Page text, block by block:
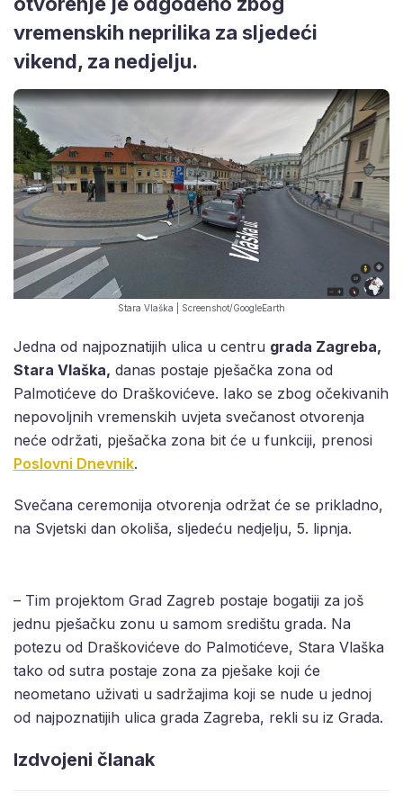
vremenskih neprilika za sljedeći
vikend, za nedjelju.
Stara Vlaška | Screenshot/GoogleEarth
Jedna od najpoznatijih ulica u centru grada Zagreba,
Stara Vlaška, danas postaje pješačka zona od
Palmotićeve do Draškovićeve. Iako se zbog očekivanih
nepovoljnih vremenskih uvjeta svečanost otvorenja
neće održati, pješačka zona bit će u funkciji, prenosi
Poslovni Dnevnik.
Svečana ceremonija otvorenja održat će se prikladno,
na Svjetski dan okoliša, sljedeću nedjelju, 5. lipnja.
– Tim projektom Grad Zagreb postaje bogatiji za još
jednu pješačku zonu u samom središtu grada. Na
potezu od Draškovićeve do Palmotićeve, Stara Vlaška
tako od sutra postaje zona za pješake koji će
neometano uživati u sadržajima koji se nude u jednoj
od najpoznatijih ulica grada Zagreba, rekli su iz Grada.
Izdvojeni članak